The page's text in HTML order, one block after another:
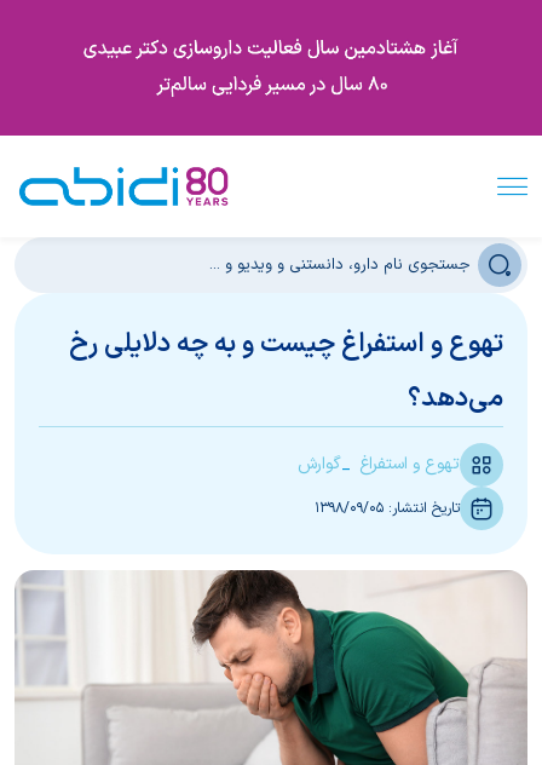
تهوع و استفراغ چیست و به چه دلایلی رخ
می‌دهد؟
تهوع و استفراغ گوارش
تاریخ انتشار: